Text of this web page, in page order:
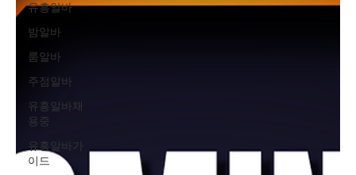
유흥알바
밤알바
룸알바
주점알바
유흥알바채
용중
유흥알바가
이드